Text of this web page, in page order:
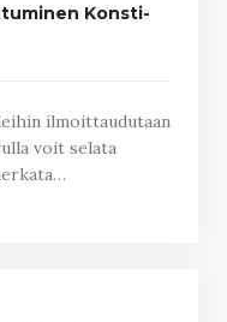
Konsti-
ilmoittaudutaan
voit selata